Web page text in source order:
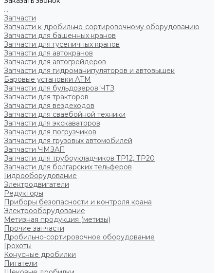
...
Запчасти
Запчасти к дробильно-сортировочному оборудованию
Запчасти для башенных кранов
Запчасти для гусеничных кранов
Запчасти для автокранов
Запчасти для автогрейдеров
Запчасти для гидроманипуляторов и автовышек
Баровые установки АТМ
Запчасти для бульдозеров ЧТЗ
Запчасти для тракторов
Запчасти для вездеходов
Запчасти для сваебойной техники
Запчасти для экскаваторов
Запчасти для погрузчиков
Запчасти для грузовых автомобилей
Запчасти ЧМЗАП
Запчасти для трубоукладчиков ТР12, ТР20
Запчасти для болгарских тельферов
Гидрооборудование
Электродвигатели
Редукторы
Приборы безопасности и контроля крана
Электрооборудование
Метизная продукция (метизы)
Прочие запчасти
Дробильно-сортировочное оборудование
Грохоты
Конусные дробилки
Питатели